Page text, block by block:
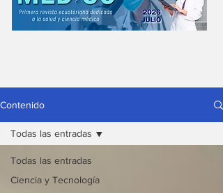
Contenido
Todas las entradas
Ciencia y Tecnología
Todas las entradas